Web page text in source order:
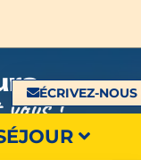
ÉCRIVEZ-NOUS
!